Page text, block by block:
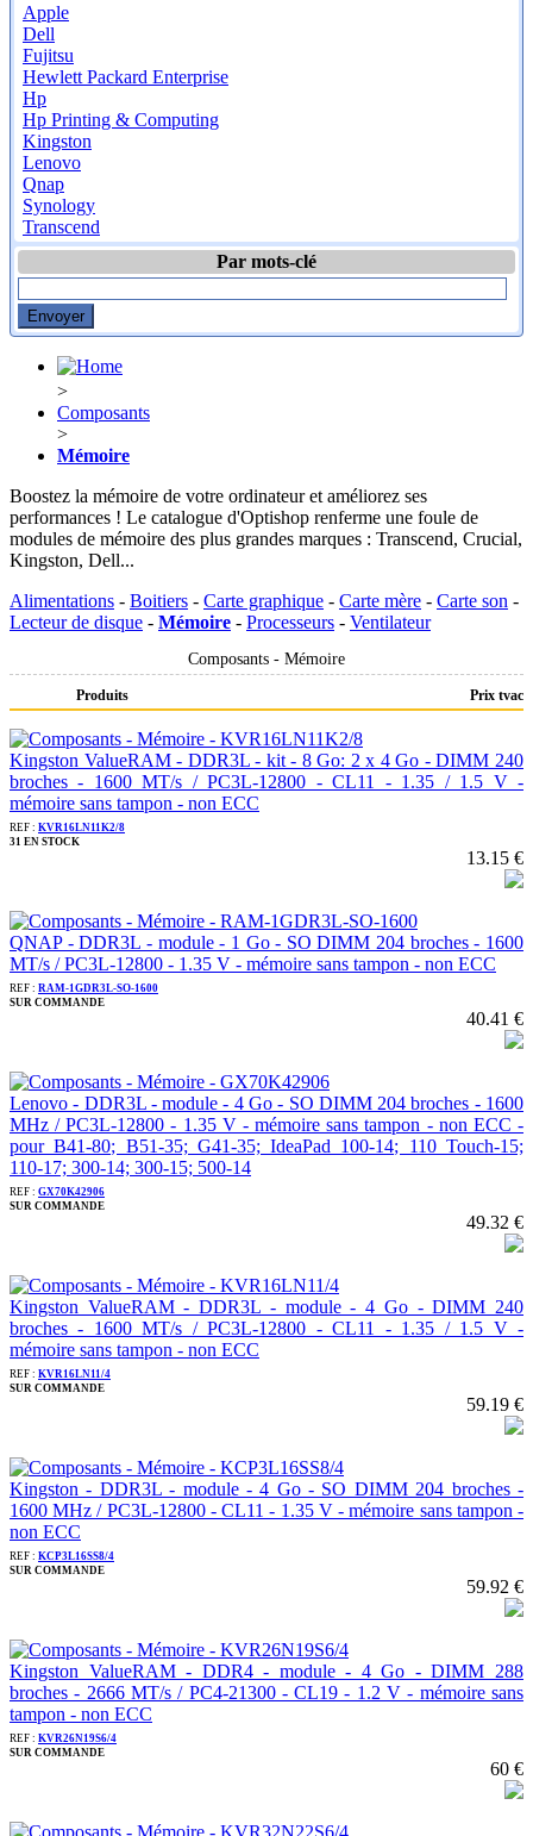
Apple
Dell
Fujitsu
Hewlett Packard Enterprise
Hp
Hp Printing & Computing
Kingston
Lenovo
Qnap
Synology
Transcend
Par mots-clé
>
Composants
>
Mémoire
Boostez la mémoire de votre ordinateur et améliorez ses
performances ! Le catalogue d'Optishop renferme une foule de
modules de mémoire des plus grandes marques : Transcend, Crucial,
Kingston, Dell...
Alimentations - Boitiers - Carte graphique - Carte mère - Carte son -
Lecteur de disque - Mémoire - Processeurs - Ventilateur
Composants - Mémoire
Produits Prix tvac
Kingston ValueRAM - DDR3L - kit - 8 Go: 2 x 4 Go - DIMM 240
broches - 1600 MT/s / PC3L-12800 - CL11 - 1.35 / 1.5 V -
mémoire sans tampon - non ECC
REF : KVR16LN11K2/8
31 EN STOCK
13.15 €
QNAP - DDR3L - module - 1 Go - SO DIMM 204 broches - 1600
MT/s / PC3L-12800 - 1.35 V - mémoire sans tampon - non ECC
REF : RAM-1GDR3L-SO-1600
SUR COMMANDE
40.41 €
Lenovo - DDR3L - module - 4 Go - SO DIMM 204 broches - 1600
MHz / PC3L-12800 - 1.35 V - mémoire sans tampon - non ECC -
pour B41-80; B51-35; G41-35; IdeaPad 100-14; 110 Touch-15;
110-17; 300-14; 300-15; 500-14
REF : GX70K42906
SUR COMMANDE
49.32 €
Kingston ValueRAM - DDR3L - module - 4 Go - DIMM 240
broches - 1600 MT/s / PC3L-12800 - CL11 - 1.35 / 1.5 V -
mémoire sans tampon - non ECC
REF : KVR16LN11/4
SUR COMMANDE
59.19 €
Kingston - DDR3L - module - 4 Go - SO DIMM 204 broches -
1600 MHz / PC3L-12800 - CL11 - 1.35 V - mémoire sans tampon -
non ECC
REF : KCP3L16SS8/4
SUR COMMANDE
59.92 €
Kingston ValueRAM - DDR4 - module - 4 Go - DIMM 288
broches - 2666 MT/s / PC4-21300 - CL19 - 1.2 V - mémoire sans
tampon - non ECC
REF : KVR26N19S6/4
SUR COMMANDE
60 €